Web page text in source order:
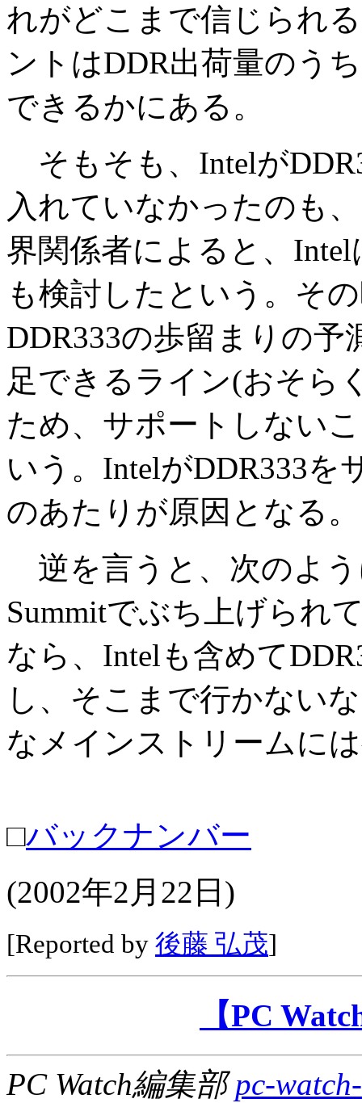
れがどこまで信じられ
ントはDDR出荷量のう
できるかにある。
そもそも、Intelが
入れていなかったのも
界関係者によると、
も検討したという。そ
DDR333の歩留まりの
足できるライン(おそら
ため、サポートしない
いう。IntelがDDR333
のあたりが原因となる。
逆を言うと、次のよう
Summitでぶち上げられ
なら、Intelも含めて
し、そこまで行かない
なメインストリームに
□バックナンバー
(2002年2月22日)
[Reported by 後藤 弘茂]
【PC
PC Watch編集部pc-